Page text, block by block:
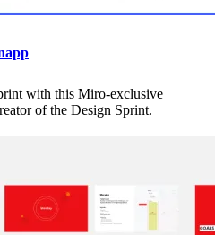
with this Miro-exclusive
of the Design Sprint.